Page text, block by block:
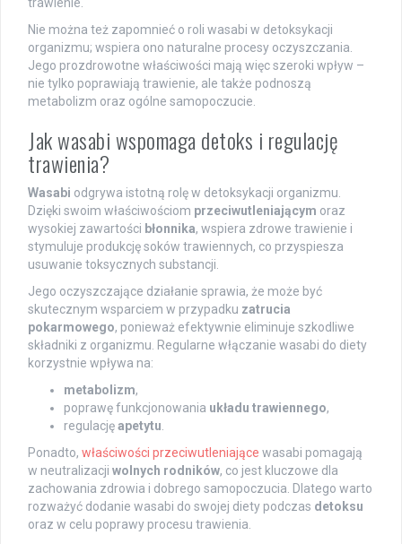
Nie można też zapomnieć o roli wasabi w detoksykacji
organizmu; wspiera ono naturalne procesy oczyszczania.
Jego prozdrowotne właściwości mają więc szeroki wpływ –
nie tylko poprawiają trawienie, ale także podnoszą
metabolizm oraz ogólne samopoczucie.
Jak wasabi wspomaga detoks i regulację
trawienia?
Wasabi odgrywa istotną rolę w detoksykacji organizmu.
Dzięki swoim właściwościom przeciwutleniającym oraz
wysokiej zawartości błonnika, wspiera zdrowe trawienie i
stymuluje produkcję soków trawiennych, co przyspiesza
usuwanie toksycznych substancji.
Jego oczyszczające działanie sprawia, że może być
skutecznym wsparciem w przypadku zatrucia
pokarmowego, ponieważ efektywnie eliminuje szkodliwe
składniki z organizmu. Regularne włączanie wasabi do diety
korzystnie wpływa na:
metabolizm,
poprawę funkcjonowania układu trawiennego,
regulacjęapetytu
Ponadto, właściwości przeciwutleniające wasabi pomagają
w neutralizacji wolnych rodników, co jest kluczowe dla
zachowania zdrowia i dobrego samopoczucia. Dlatego warto
rozważyć dodanie wasabi do swojej diety podczas detoksu
oraz w celu poprawy procesu trawienia.